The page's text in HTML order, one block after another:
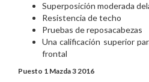
Superposición moderada
Resistencia de techo
Pruebas de reposacabezas
Una calificación superior
frontal
Puesto 1 Mazda 3 2016